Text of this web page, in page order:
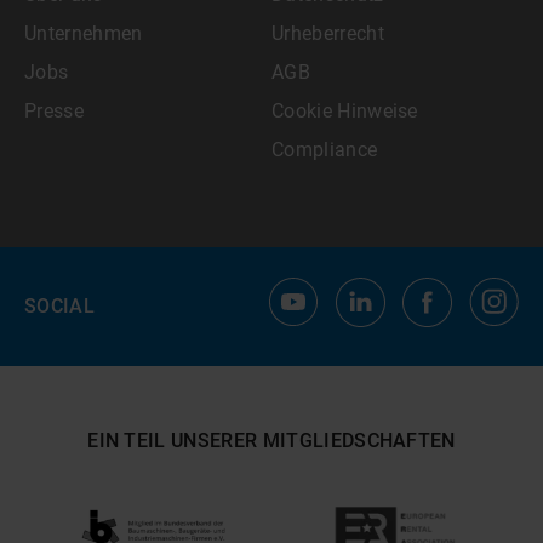
Unternehmen
Jobs
Presse
Urheberrecht
AGB
Cookie Hinweise
Compliance
SOCIAL
EIN TEIL UNSERER MITGLIEDSCHAFTEN